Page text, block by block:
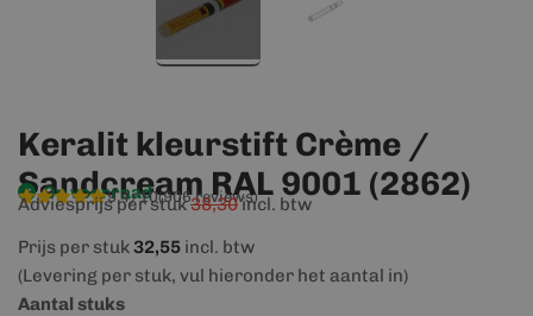
Keralit kleurstift Crème /
Sandcream RAL 9001 (2862)
Op voorraad
9,4/10(906 reviews)
Adviesprijs per stuk38,30incl. btw
Prijs per stuk32,55 incl. btw
(Levering per stuk, vul hieronder het aantal in)
Aantal stuks